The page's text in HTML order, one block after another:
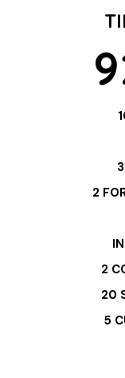
2
2
20
5